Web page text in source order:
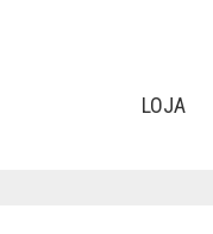
LOJA